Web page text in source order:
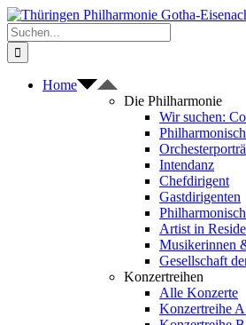
Zum
Inhalt
springen
Suche
nach:
Home
Die Philharmonie
Wir suchen:
Intendanz
Chefdirigent
Gastdirigenten
Artist in
Musikerinnen
Gesellschaft
Konzertreihen
Alle Konzerte
Konzertreihe